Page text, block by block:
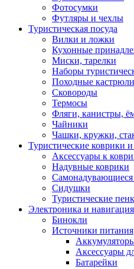
Фотосумки
Футляры и чехлы
Туристическая посуда
Вилки и ложки
Кухонные
Миски, тарелки
Наборы
Походные кастрюли
Сковороды
Термосы
Фляги, канистры,
Чайники
Чашки, кружки,
Туристические коврики
Аксессуары к
Надувные коврики
Самонадувающиеся
Сидушки
Туристические
Электроника и навигация
Бинокли
Источники питания
Аксессуары
Батарейки